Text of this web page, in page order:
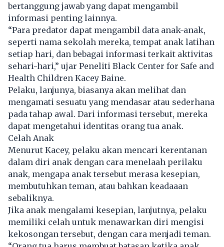
bertanggung jawab yang dapat mengambil
informasi penting lainnya.
“Para predator dapat mengambil data anak-anak,
seperti nama sekolah mereka, tempat anak latihan
setiap hari, dan bebagai informasi terkait aktivitas
sehari-hari,” ujar Peneliti Black Center for Safe and
Health Children Kacey Baine.
Pelaku, lanjunya, biasanya akan melihat dan
mengamati sesuatu yang mendasar atau sederhana
pada tahap awal. Dari informasi tersebut, mereka
dapat mengetahui identitas orang tua anak.
Celah Anak
Menurut Kacey, pelaku akan mencari kerentanan
dalam diri anak dengan cara menelaah perilaku
anak, mengapa anak tersebut merasa kesepian,
membutuhkan teman, atau bahkan keadaaan
sebaliknya.
Jika anak mengalami kesepian, lanjutnya, pelaku
memiliki celah untuk menawarkan diri mengisi
kekosongan tersebut, dengan cara menjadi teman.